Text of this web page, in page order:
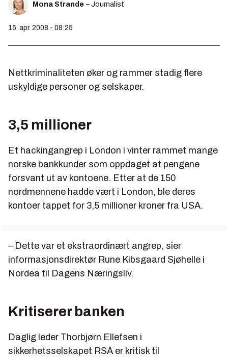
Mona Strande – Journalist
15. apr. 2008 - 08:25
Nettkriminaliteten øker og rammer stadig flere
uskyldige personer og selskaper.
3,5 millioner
Et hackingangrep i London i vinter rammet mange
norske bankkunder som oppdaget at pengene
forsvant ut av kontoene. Etter at de 150
nordmennene hadde vært i London, ble deres
kontoer tappet for 3,5 millioner kroner fra USA.
– Dette var et ekstraordinært angrep, sier
informasjonsdirektør Rune Kibsgaard Sjøhelle i
Nordea til Dagens Næringsliv.
Kritiserer banken
Daglig leder Thorbjørn Ellefsen i
sikkerhetsselskapet RSA er kritisk til